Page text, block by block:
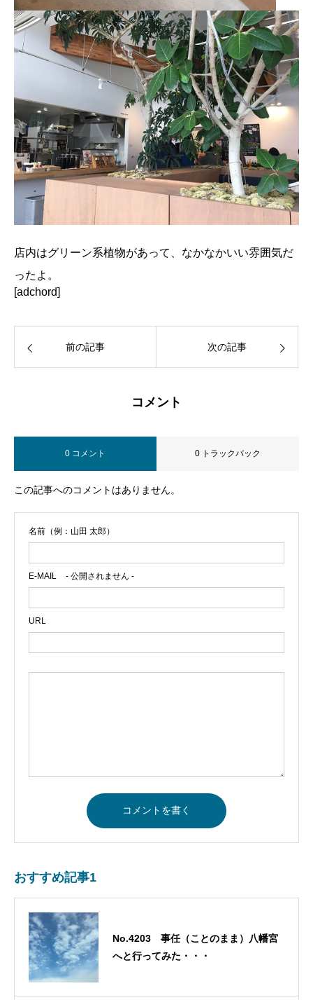
店内はグリーン系植物があって、なかなかいい雰囲気だ
ったよ。
[adchord]
前の記事 次の記事
コメント
0 コメント 0 トラックバック
この記事へのコメントはありません。
名前（例：山田 太郎）
E-MAIL - 公開されません -
URL
おすすめ記事1
No.4203 事任（ことのまま）八幡宮
へと行ってみた・・・